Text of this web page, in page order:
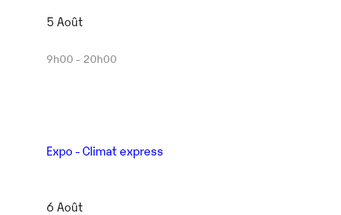
5 Août
9h00 - 20h00
Expo - Climat express
6 Août